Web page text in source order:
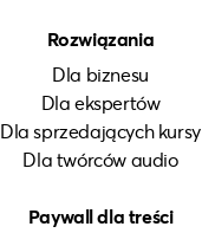
Rozwiązania
Dla biznesu
Dla ekspertów
Dla sprzedających kursy
Dla twórców audio
Paywall dla treści